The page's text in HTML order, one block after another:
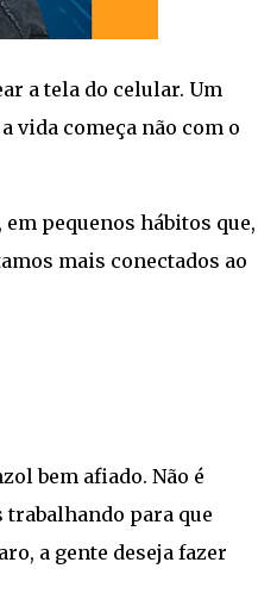
a tela do celular. Um
vida começa não com o
pequenos hábitos que,
mais conectados ao
bem afiado. Não é
para que
a gente deseja fazer